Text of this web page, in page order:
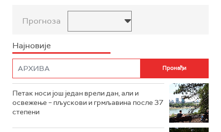
Прогноза
Најновије
Петак носи још један врели дан, али и
освежење – пљускови и грмљавина после 37
степени